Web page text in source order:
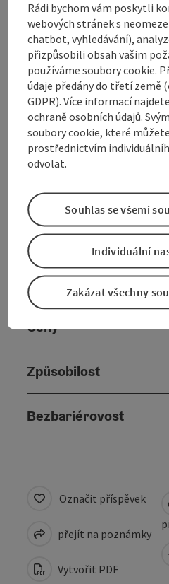
Landesbad Weyregg
Přehlednou mapu najdete na
Location.
Více o webové aplikaci ...
Zobrazit celý popis
Kontakt
Otevírací doba
Příjezd
Ceny
Způsobilost
Bezbariérovost
Označit příspěvek
přejít na poznámky
Vytvořit PDF
Rádi bychom vám poskytli
webových stránek s
chatbot, vyhledávání),
přizpůsobili obsah vašim
používáme soubory cookie.
údaje předány do třetí země
GDPR). Více informací
ochraně osobních údajů.
soubory cookie, které
prostřednictvím
odvolat.
Zakázat všechny
Individuální
Souhlas se všemi